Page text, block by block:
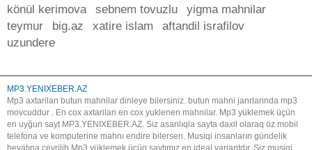
könül kerimova
sebnem tovuzlu
yigma mahnilar
teymur
big.az xatire islam
aftandil israfilov
uzundere
MP3.YENIXEBER.AZ
Mp3 axtarilan butun mahnilar dinleye bilersiniz. butun mahni janrlarinda mp3
movcuddur . En cox axtarilan en cox yuklenen mahnilar. Mp3 yüklemek üçün
en uyğun sayt MP3.YENIXEBER.AZ. Siz asanlıqla sayta daxil olaraq öz mobil
telefona ve komputerine mahnı endire bilersen. Musiqi insanların gündelik
heyatına çevrilib.Mp3 yüklemek üçün saytımız en ideal variantdır. Siz musiqi